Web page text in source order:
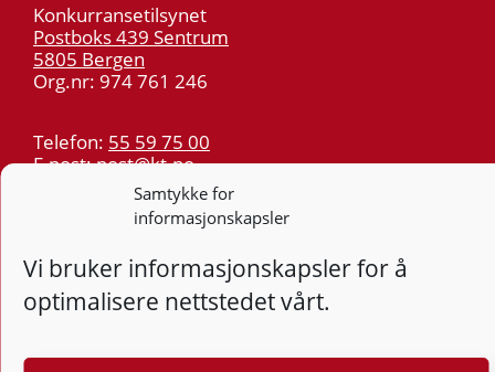
Samtykke for
informasjonskapsler
Vi bruker informasjonskapsler for å
optimalisere nettstedet vårt.
Konkurransetilsynet
Postboks 439 Sentrum
5805 Bergen
Org.nr: 974 761 246
Telefon: 55 59 75 00
E-post:post@kt.no
Nyhetsvarsel >>
Personvern
Tilgjengelighetserklæring